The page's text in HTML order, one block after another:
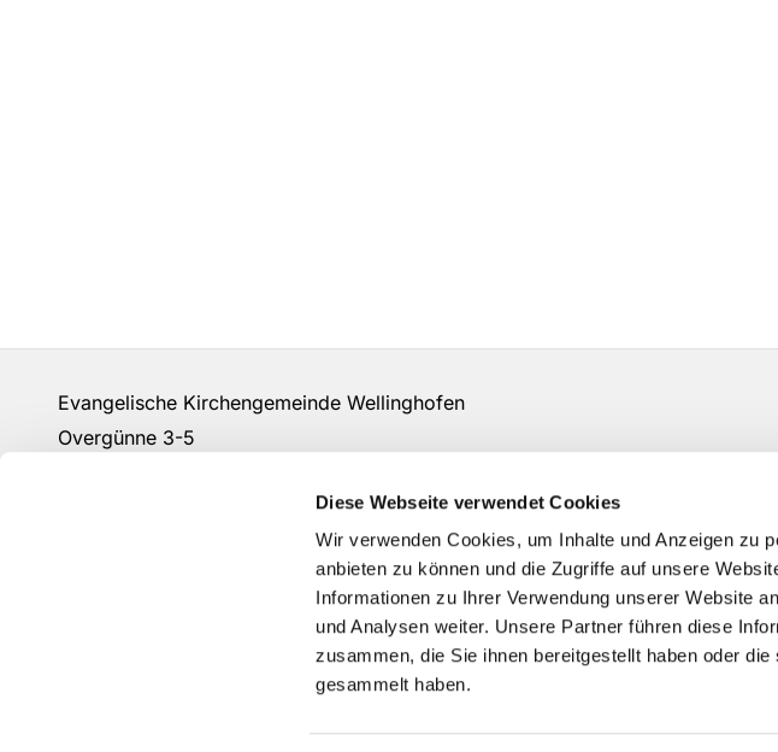
Diese Webseite verwendet Cookies
Wir verwenden Cookies, um Inhalte und Anzeigen zu
anbieten zu können und die Zugriffe auf unsere
Informationen zu Ihrer Verwendung unserer Website
und Analysen weiter. Unsere Partner führen diese
zusammen, die Sie ihnen bereitgestellt haben oder
gesammelt haben.
Evangelische Kirchengemeinde Wellinghofen
Overgünne 3-5
gemeindebuero@evangelisch-in-wellinghofen.de